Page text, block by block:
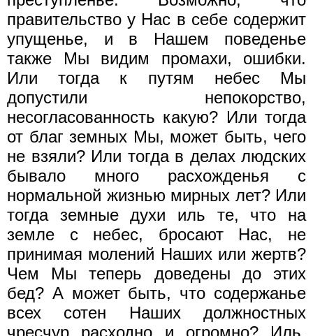
правительство у Нас в себе содержит
упущенье, и в Нашем поведенье
также Мы видим промахи, ошибки.
Или тогда к путям небес Мы
допустили непокорство,
несогласованность какую? Или тогда
от благ земных Мы, может быть, чего
не взяли? Или тогда в делах людских
бывало много расхожденья с
нормальной жизнью мирных лет? Или
тогда земные духи иль те, что на
земле с небес, бросают Нас, не
принимая молений Наших или жертв?
Чем Мы теперь доведены до этих
бед? А может быть, что содержанье
всех сотен Наших должностных
чресчур расходно и огромно? Иль,